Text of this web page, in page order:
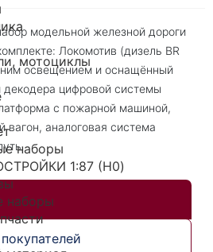
мотоциклы
наборы
1:87 (H0)
наборы
модельной железной дороги
Локомотив (дизель BR
освещением и оснащённый
цифровой системы
с пожарной машиной,
вагон, аналоговая система